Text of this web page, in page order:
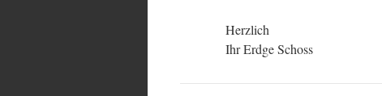
Herzlich
Ihr Erdge Schoss